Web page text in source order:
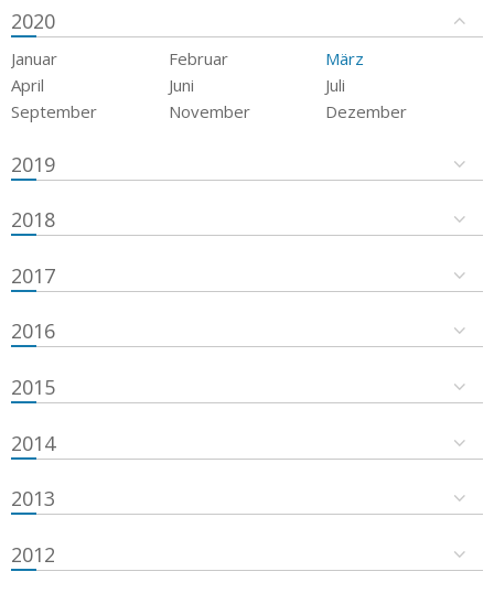
2020
Januar Februar
März
April
Juni
Juli
September
November Dezember
2019
2018
2017
2016
2015
2014
2013
2012